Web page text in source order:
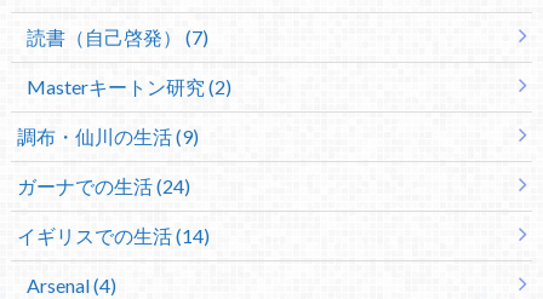
読書（自己啓発） (7)
Masterキートン研究 (2)
調布・仙川の生活 (9)
ガーナでの生活 (24)
イギリスでの生活 (14)
Arsenal (4)